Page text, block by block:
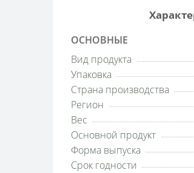
ОСНОВНЫЕ
Вид продукта
Упаковка
Страна производства
Регион
Вес
Основной продукт
Форма выпуска
Срок годности